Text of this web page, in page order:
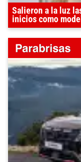
Salieron a la luz
inicios como